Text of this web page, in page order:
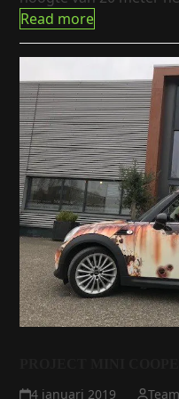
Read more
4 januari 2019